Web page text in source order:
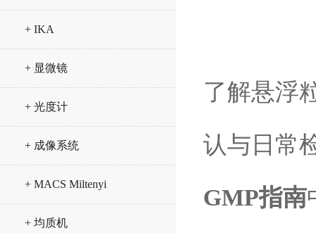
+ IKA
+ 显微镜
+ 光度计
+ 成像系统
+ MACS Miltenyi
+ 均质机
了解悬浮
认与日常
GMP指南